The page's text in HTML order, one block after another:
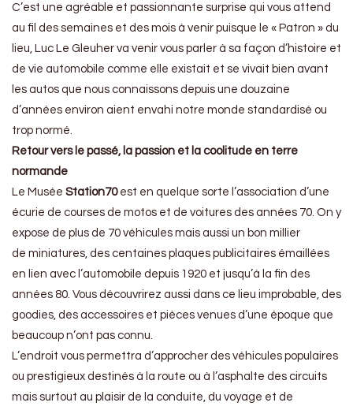
C’est une agréable et passionnante surprise qui vous attend
au fil des semaines et des mois à venir puisque le « Patron » du
lieu, Luc Le Gleuher va venir vous parler à sa façon d’histoire et
de vie automobile comme elle existait et se vivait bien avant
les autos que nous connaissons depuis une douzaine
d’années environ aient envahi notre monde standardisé ou
trop normé.
Retour vers le passé, la passion et la coolitude en terre
normande
Le Musée Station70est en quelque sorte l’association d’une
écurie de courses de motos et de voitures des années 70. On y
expose de plus de 70 véhicules mais aussi un bon millier
de miniatures, des centaines plaques publicitaires émaillées
en lien avec l’automobile depuis 1920 et jusqu’à la fin des
années 80. Vous découvrirez aussi dans ce lieu improbable, des
goodies, des accessoires et pièces venues d’une époque que
beaucoup n’ont pas connu.
L’endroit vous permettra d’approcher des véhicules populaires
ou prestigieux destinés à la route ou à l’asphalte des circuits
mais surtout au plaisir de la conduite, du voyage et de